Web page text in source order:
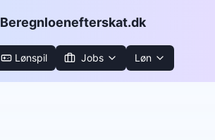
Beregnloenefterskat.dk
Lønspil Jobs Løn